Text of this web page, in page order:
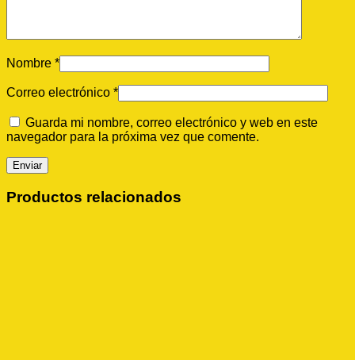
Nombre *
Correo electrónico *
Guarda mi nombre, correo electrónico y web en este
navegador para la próxima vez que comente.
Productos relacionados